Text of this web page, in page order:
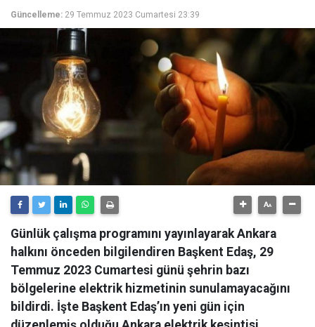
Güncelleme: 29 Temmuz 2023 Cumartesi 23:39
Günlük çalışma programını yayınlayarak Ankara
halkını önceden bilgilendiren Başkent Edaş, 29
Temmuz 2023 Cumartesi günü şehrin bazı
bölgelerine elektrik hizmetinin sunulamayacağını
bildirdi. İşte Başkent Edaş’ın yeni gün için